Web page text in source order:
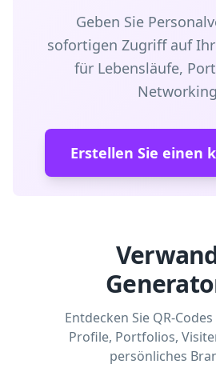
Geben Sie
sofortigen Zugriff auf
für Lebensläufe,
Entdecken Sie QR-
Profile, Portfolios,
persönliches